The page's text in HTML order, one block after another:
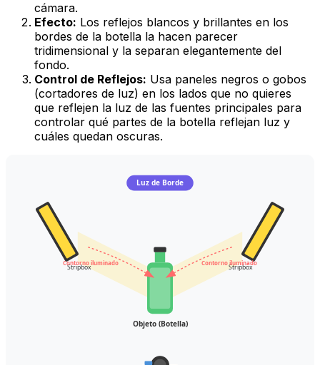
cámara.
Efecto: Los reflejos blancos y brillantes en los
bordes de la botella la hacen parecer
tridimensional y la separan elegantemente del
fondo.
Control de Reflejos: Usa paneles negros o gobos
(cortadores de luz) en los lados que no quieres
que reflejen la luz de las fuentes principales para
controlar qué partes de la botella reflejan luz y
cuáles quedan oscuras.
Objeto (Botella)
Stripbox Stripbox
Luz de Borde
Contorno iluminado Contorno iluminado